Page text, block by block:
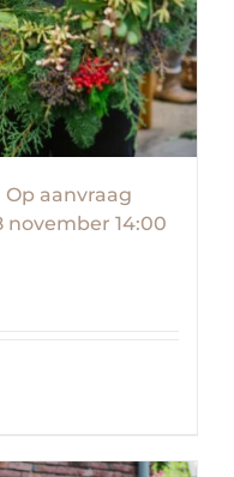
aanvraag
november 14:00